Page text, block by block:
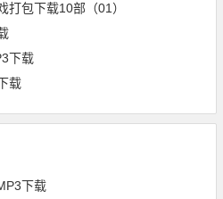
打包下载10部（01）
下载
载
下载